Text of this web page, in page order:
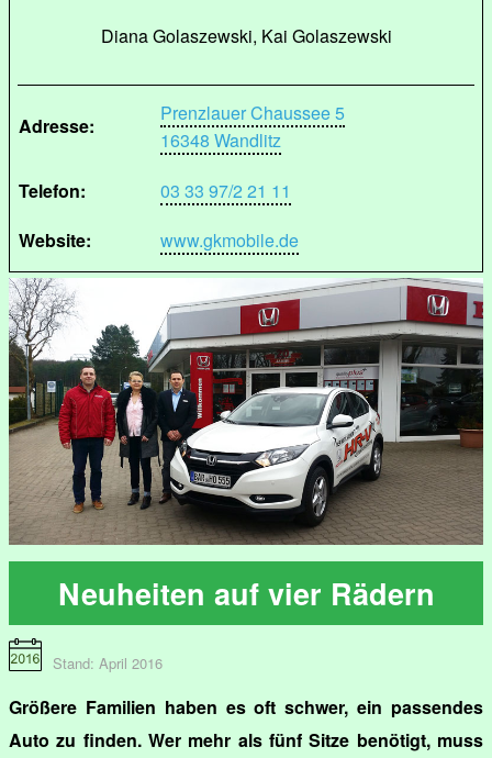
Diana Golaszewski, Kai Golaszewski
Adresse:
Prenzlauer Chaussee 5
16348 Wandlitz
Telefon:
03 33 97/2 21 11
Website:
www.gkmobile.de
Neuheiten auf vier Rädern
Stand: April 2016
Größere Familien haben es oft schwer, ein passendes
Auto zu finden. Wer mehr als fünf Sitze benötigt, muss